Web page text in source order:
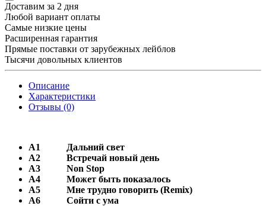
Доставим за 2 дня
Любой вариант оплаты
Самые низкие цены
Расширенная гарантия
Прямые поставки от зарубежных лейблов
Тысячи довольных клиентов
Описание
Характеристики
Отзывы (0)
A1
Дальний свет
А2
Встречай новый день
А3
Non Stop
A4
Может быть показалось
А5
Мне трудно говорить (Remix)
А6
Сойти с ума